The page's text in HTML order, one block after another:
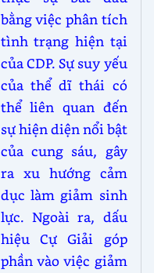
bằng việc phân tích
tình trạng hiện tại
của CDP. Sự suy yếu
của thể dĩ thái có
thể liên quan đến
sự hiện diện nổi bật
của cung sáu, gây
ra xu hướng cảm
dục làm giảm sinh
lực. Ngoài ra, dấu
hiệu Cự Giải góp
phần vào việc giảm